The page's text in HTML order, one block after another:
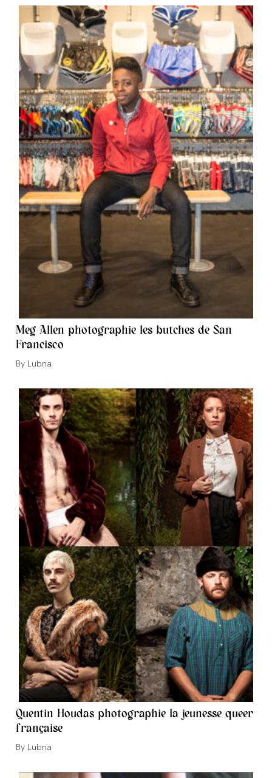
la
publication :
Meg Allen photographie les butches de San
Francisco
Auteur/autrice
la
publication :
Lubna
Quentin Houdas photographie la jeunesse queer
française
Auteur/autrice
la
Lubna